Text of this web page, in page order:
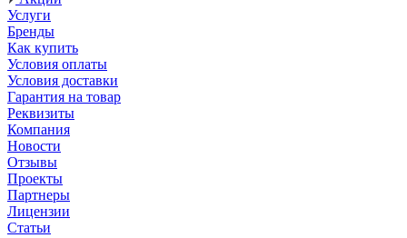
Услуги
Бренды
Как купить
Условия оплаты
Условия доставки
Гарантия на товар
Реквизиты
Компания
Новости
Отзывы
Проекты
Партнеры
Лицензии
Статьи